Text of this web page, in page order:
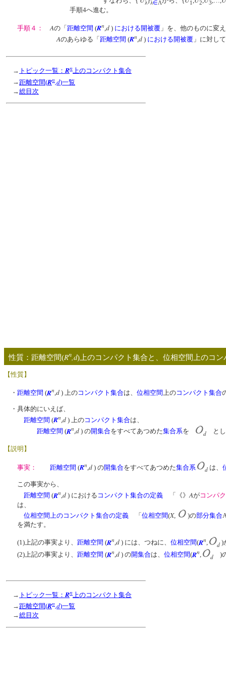
λ λ∈Λ 1 2 3
手順4へ進む。
手順４： Aの「 距離空間 (Rn d ) における開被覆 」を、他のものに変
Aのあらゆる「 距離空間 (Rn,d ) における開被覆 」に対し
→ トピック一覧：Rn上のコンパクト集合
→ 距離空間(Rn ,d)一覧
→総目次
性質：距離空間(Rn ,d)上のコンパクト集合と、位相空間上のコ
【性質】
・ 距離空間 (Rn,d ) 上のコンパクト集合は、 位相空間上のコンパクト集合
・具体的にいえば、
距離空間 (Rn,d ) 上のコンパクト集合は、
距離空間 (Rn,d ) の開集合をすべてあつめた集合系を d とし
【説明】
事実： 距離空間 (Rn,d ) の開集合をすべてあつめた集合系 d は、
この事実から、
距離空間 (Rn,d ) における コンパクト集合の定義 「《》Aがコンパ
は、
位相空間上のコンパクト集合の定義 「位相空間(X, )の部分集合
を満たす。
(1)上記の事実より、 距離空間 (Rn,d ) には、つねに、 位相空間(Rn, d )
(2)上記の事実より、 距離空間 (Rn,d ) の開集合は、 位相空間(Rn, d )
→ トピック一覧：Rn上のコンパクト集合
→ 距離空間(Rn,d)一覧
→総目次